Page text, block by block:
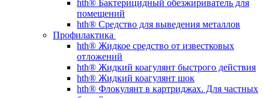
hth® Бактерицидный обезжириватель для
помещений
hth® Средство для выведения металлов
Профилактика
hth® Жидкое средство от известковых
отложений
hth® Жидкий коагулянт быстрого действия
hth® Жидкий коагулянт шок
hth® Флокулянт в картриджах. Для частных